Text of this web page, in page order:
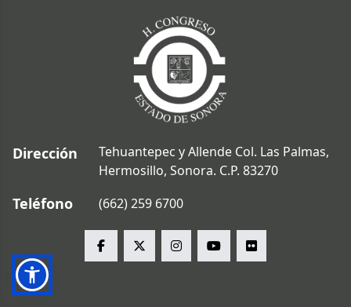
Dirección
Tehuantepec y Allende Col. Las Palmas,
Hermosillo, Sonora. C.P. 83270
Teléfono (662) 259 6700